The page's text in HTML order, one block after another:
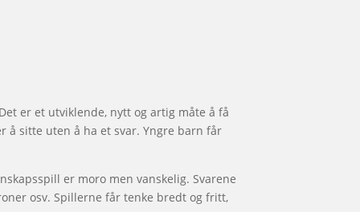
er et utviklende, nytt og artig måte å få
å sitte uten å ha et svar. Yngre barn får
er moro men vanskelig. Svarene
osv. Spillerne får tenke bredt og fritt,